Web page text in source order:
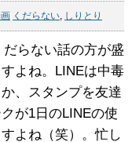
くだらない, しりとり
らない話の方が盛
よね。LINEは中毒
、スタンプを友達
が1日のLINEの使
よね（笑）。忙し